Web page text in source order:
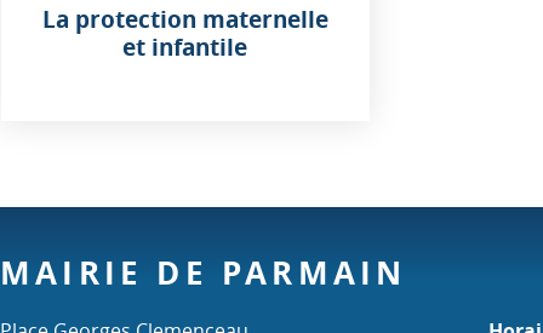
La protection maternelle
et infantile
MAIRIE DE PARMAIN